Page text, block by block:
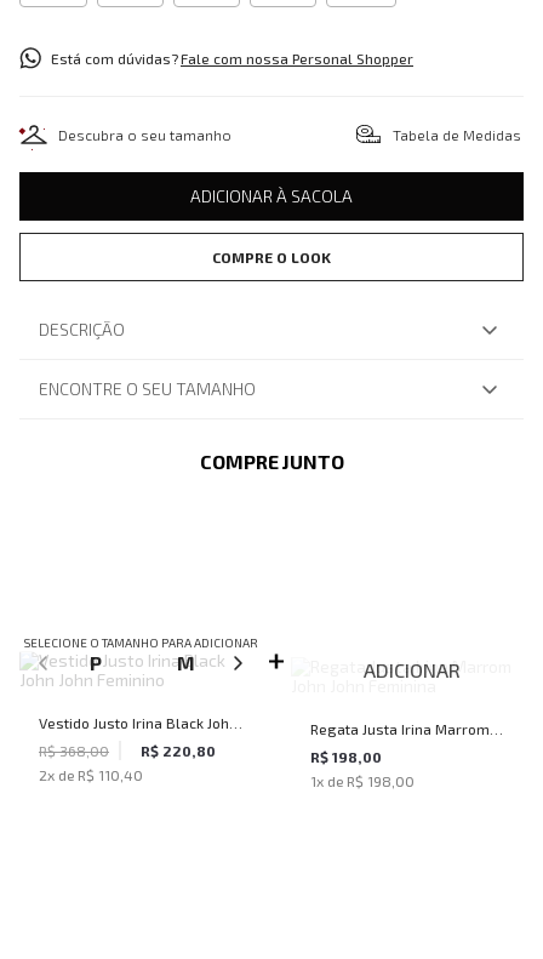
Está com dúvidas?Fale com nossa Personal Shopper
Descubra o seu tamanho Tabela de Medidas
ADICIONAR À SACOLA
COMPRE O LOOK
DESCRIÇÃO
ENCONTRE O SEU TAMANHO
COMPRE JUNTO
SELECIONE O TAMANHO PARA ADICIONAR
P M G
Vestido Justo Irina Black John
John Feminino
R$ 368,00
R$ 220,80
2x de R$ 110,40
ADICIONAR
Regata Justa Irina Marrom
John John Feminina
R$ 198,00
1x de R$ 198,00